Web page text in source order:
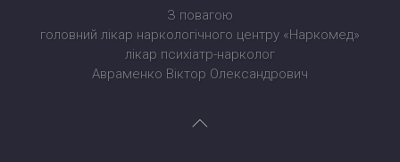
З повагою
головний лікар наркологічного центру «Наркомед»
лікар психіатр-нарколог
Авраменко Віктор Олександрович